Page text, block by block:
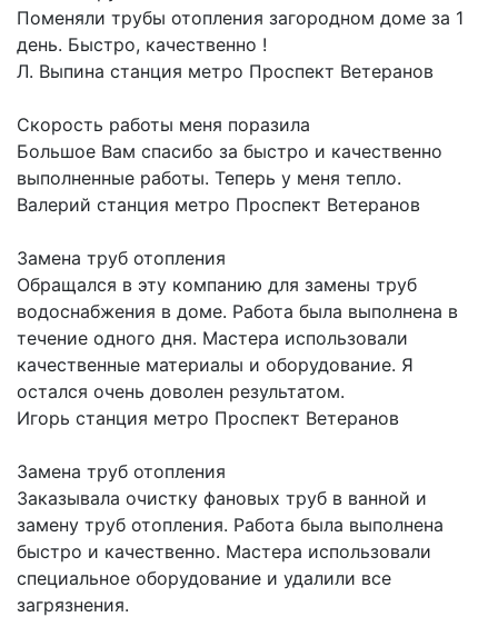
Поменяли трубы отопления загородном доме за 1
день. Быстро, качественно !
Л. Выпина станция метро Проспект Ветеранов
Скорость работы меня поразила
Большое Вам спасибо за быстро и качественно
выполненные работы. Теперь у меня тепло.
Валерий станция метро Проспект Ветеранов
Замена труб отопления
Обращался в эту компанию для замены труб
водоснабжения в доме. Работа была выполнена в
течение одного дня. Мастера использовали
качественные материалы и оборудование. Я
остался очень доволен результатом.
Игорь станция метро Проспект Ветеранов
Замена труб отопления
Заказывала очистку фановых труб в ванной и
замену труб отопления. Работа была выполнена
быстро и качественно. Мастера использовали
специальное оборудование и удалили все
загрязнения.